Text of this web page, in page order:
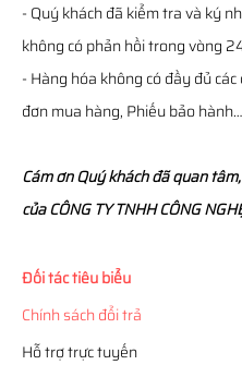
- Quý khách đã kiểm tra và ký
không có phản hồi trong vòng
- Hàng hóa không có đầy đủ
đơn mua hàng, Phiếu bảo hành…
Cám ơn Quý khách đã quan
của CÔNG TY TNHH CÔNG
Đối tác tiêu biểu
Chính sách đổi trả
Hỗ trợ trực tuyến